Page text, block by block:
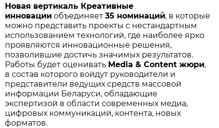
Новая вертикаль Креативные
инновации объединяет35 номинаций, в которые
можно представить проекты с нестандартным
использованием технологий, где наиболее ярко
проявляются инновационные решения,
позволившие достичь значимых результатов.
Работы будет оценивать Media & Content жюри,
в состав которого войдут руководители и
представители ведущих средств массовой
информации Беларуси, обладающие
экспертизой в области современных медиа,
цифровых коммуникаций, контента, новых
форматов.